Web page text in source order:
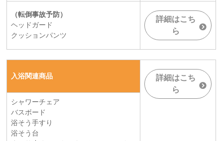
（転倒事故予防）
ヘッドガード
クッションパンツ
詳細はこち
ら
入浴関連商品
詳細はこち
ら
シャワーチェア
バスボード
浴そう手すり
浴そう台